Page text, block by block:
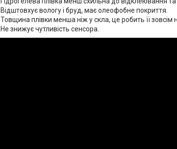
Відштовхує вологу і бруд, має олеофобне покриття.
Товщина плівки менша ніж у скла, це робить її
Не знижує чутливість сенсора.